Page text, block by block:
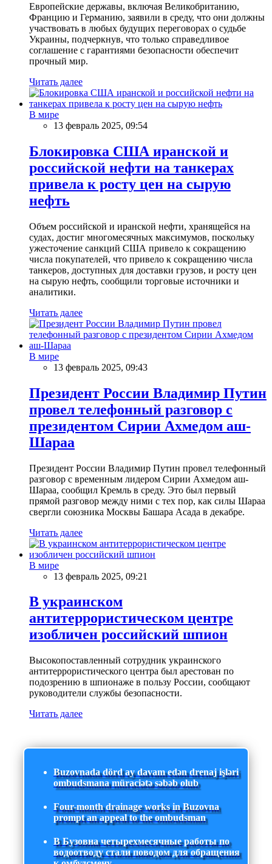
Европейские державы, включая Великобританию,
Францию и Германию, заявили в среду, что они должны
участвовать в любых будущих переговорах о судьбе
Украины, подчеркнув, что только справедливое
соглашение с гарантиями безопасности обеспечит
прочный мир.
Читать далее
В мире
13 февраль 2025, 09:54
Блокировка США иранской и
российской нефти на танкерах
привела к росту цен на сырую
нефть
Объем российской и иранской нефти, хранящейся на
судах, достиг многомесячных максимумов, поскольку
ужесточение санкций США привело к сокращению
числа покупателей, что привело к сокращению числа
танкеров, доступных для доставки грузов, и росту цен
на сырую нефть, сообщили торговые источники и
аналитики.
Читать далее
В мире
13 февраль 2025, 09:43
Президент России Владимир Путин
провел телефонный разговор с
президентом Сирии Ахмедом аш-
Шараа
Президент России Владимир Путин провел телефонный
разговор с временным лидером Сирии Ахмедом аш-
Шараа, сообщил Кремль в среду. Это был первый
прямой разговор между ними с тех пор, как силы Шараа
свергли союзника Москвы Башара Асада в декабре.
Читать далее
В мире
13 февраль 2025, 09:21
В украинском
антитеррористическом центре
изобличен российский шпион
Высокопоставленный сотрудник украинского
антитеррористического центра был арестован по
подозрению в шпионаже в пользу России, сообщают
руководители службы безопасности.
Читать далее
Buzovnada dörd ay davam edən drenaj işləri
ombudsmana müraciətə səbəb olub
Four-month drainage works in Buzovna
prompt an appeal to the ombudsman
В Бузовна четырехмесячные работы по
водоотводу стали поводом для обращения